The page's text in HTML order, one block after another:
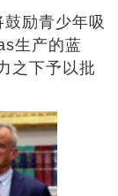
励青少年吸
生产的蓝
之下予以批